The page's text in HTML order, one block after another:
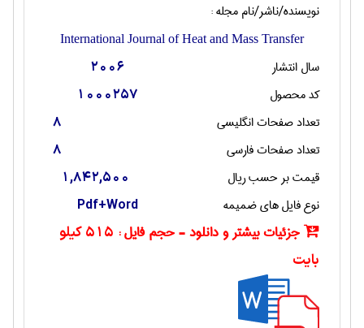
نویسنده/ناشر/نام مجله :
International Journal of Heat and Mass Transfer
سال انتشار 2006
کد محصول 1000257
تعداد صفحات انگليسی 8
تعداد صفحات فارسی 8
قیمت بر حسب ریال 1,842,500
نوع فایل های ضمیمه Pdf+Word
جزئیات بیشتر و دانلود - حجم فایل :
515 کیلو
بایت